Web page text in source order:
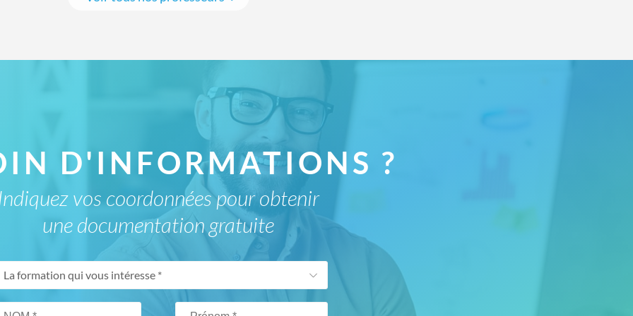
D'INFORMATIONS ?
vos coordonnées pour obtenir
une documentation gratuite
La formation qui vous intéresse *